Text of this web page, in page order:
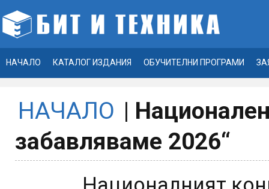
НАЧАЛО КАТАЛОГ ИЗДАНИЯ ОБУЧИТЕЛНИ ПРОГРАМИ
НАЧАЛО |
забавляваме 2026“